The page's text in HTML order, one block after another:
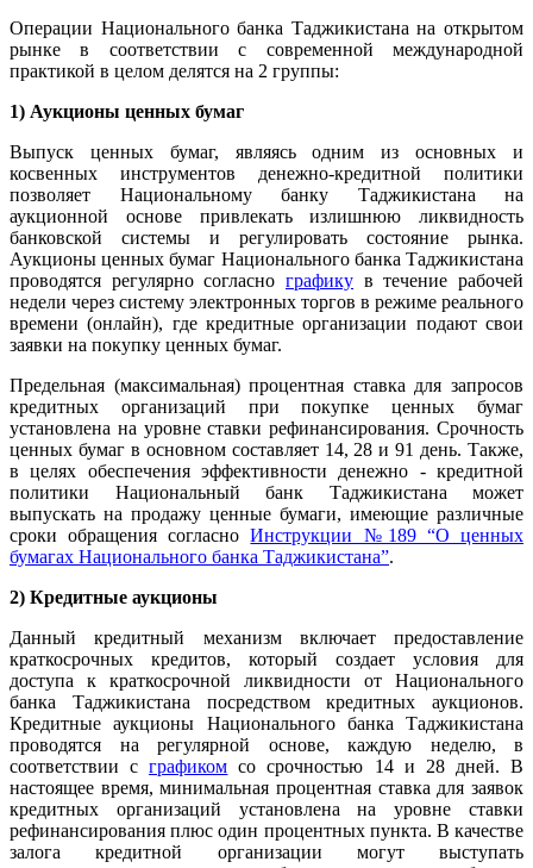
Операции Национального банка Таджикистана на открытом
рынке в соответствии с современной международной
практикой в целом делятся на 2 группы:
1) Аукционы ценных бумаг
Выпуск ценных бумаг, являясь одним из основных и
косвенных инструментов денежно-кредитной политики
позволяет Национальному банку Таджикистана на
аукционной основе привлекать излишнюю ликвидность
банковской системы и регулировать состояние рынка.
Аукционы ценных бумаг Национального банка Таджикистана
проводятся регулярно согласно графику в течение рабочей
недели через систему электронных торгов в режиме реального
времени (онлайн), где кредитные организации подают свои
заявки на покупку ценных бумаг.
Предельная (максимальная) процентная ставка для запросов
кредитных организаций при покупке ценных бумаг
установлена на уровне ставки рефинансирования. Срочность
ценных бумаг в основном составляет 14, 28 и 91 день. Также,
в целях обеспечения эффективности денежно - кредитной
политики Национальный банк Таджикистана может
выпускать на продажу ценные бумаги, имеющие различные
сроки обращения согласноИнструкции №189 “О ценных
бумагах Национального банка Таджикистана”.
2) Кредитные аукционы
Данный кредитный механизм включает предоставление
краткосрочных кредитов, который создает условия для
доступа к краткосрочной ликвидности от Национального
банка Таджикистана посредством кредитных аукционов.
Кредитные аукционы Национального банка Таджикистана
проводятся на регулярной основе, каждую неделю, в
соответствии сграфиком со срочностью 14 и 28 дней. В
настоящее время, минимальная процентная ставка для заявок
кредитных организаций установлена на уровне ставки
рефинансирования плюс один процентных пункта. В качестве
залога кредитной организации могут выступать